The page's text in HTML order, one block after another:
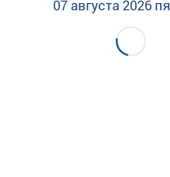
07 августа 2026